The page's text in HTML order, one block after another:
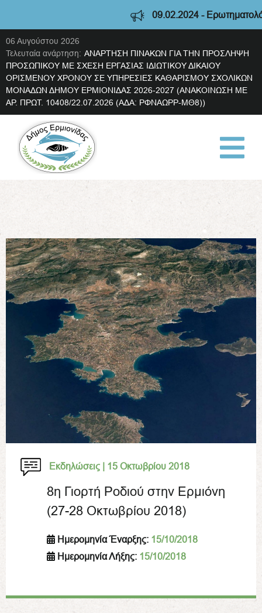
09.02.2024 - Ερωτηματολόγιο
06 Αυγούστου 2026
Τελευταία ανάρτηση: ΑΝΑΡΤΗΣΗ ΠΙΝΑΚΩΝ ΓΙΑ ΤΗΝ ΠΡΟΣΛΗΨΗ
ΠΡΟΣΩΠΙΚΟΥ ΜΕ ΣΧΕΣΗ ΕΡΓΑΣΙΑΣ ΙΔΙΩΤΙΚΟΥ ΔΙΚΑΙΟΥ
ΟΡΙΣΜΕΝΟΥ ΧΡΟΝΟΥ ΣΕ ΥΠΗΡΕΣΙΕΣ ΚΑΘΑΡΙΣΜΟΥ ΣΧΟΛΙΚΩΝ
ΜΟΝΑΔΩΝ ΔΗΜΟΥ ΕΡΜΙΟΝΙΔΑΣ 2026-2027 (ΑΝΑΚΟΙΝΩΣΗ ΜΕ
ΑΡ. ΠΡΩΤ. 10408/22.07.2026 (ΑΔΑ: ΡΦΝΑΩΡΡ-ΜΘ8))
Εκδηλώσεις | 15 Οκτωβρίου 2018
8η Γιορτή Ροδιού στην Ερμιόνη
(27-28 Οκτωβρίου 2018)
Ημερομηνία Έναρξης: 15/10/2018
Ημερομηνία Λήξης: 15/10/2018